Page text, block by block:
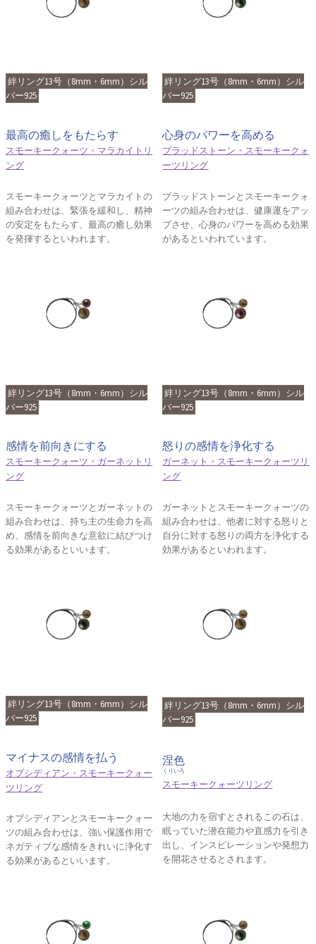
絆リング13号（8mm・6mm）シル
バー925
最高の癒しをもたらす
スモーキークォーツ・マラカイトリ
ング
スモーキークォーツとマラカイトの
組み合わせは、緊張を緩和し、精神
の安定をもたらす、最高の癒し効果
を発揮するといわれます。
絆リング13号（8mm・6mm）シル
バー925
心身のパワーを高める
ブラッドストーン・スモーキークォ
ーツリング
ブラッドストーンとスモーキークォ
ーツの組み合わせは、健康運をアッ
プさせ、心身のパワーを高める効果
があるといわれています。
絆リング13号（8mm・6mm）シル
バー925
感情を前向きにする
スモーキークォーツ・ガーネットリ
ング
スモーキークォーツとガーネットの
組み合わせは、持ち主の生命力を高
め、感情を前向きな意欲に結びつけ
る効果があるといいます。
絆リング13号（8mm・6mm）シル
バー925
怒りの感情を浄化する
ガーネット・スモーキークォーツリ
ング
ガーネットとスモーキークォーツの
組み合わせは、他者に対する怒りと
自分に対する怒りの両方を浄化する
効果があるといわれます。
絆リング13号（8mm・6mm）シル
バー925
マイナスの感情を払う
オブシディアン・スモーキークォー
ツリング
オブシディアンとスモーキークォー
ツの組み合わせは、強い保護作用で
ネガティブな感情をきれいに浄化す
る効果があるといいます。
絆リング13号（8mm・6mm）シル
バー925
涅色
くりいろ
スモーキークォーツリング
大地の力を宿すとされるこの石は、
眠っていた潜在能力や直感力を引き
出し、インスピレーションや発想力
を開花させるとされます。